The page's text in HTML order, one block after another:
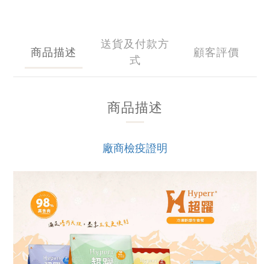
商品描述
送貨及付款方
式
顧客評價
商品描述
廠商檢疫證明